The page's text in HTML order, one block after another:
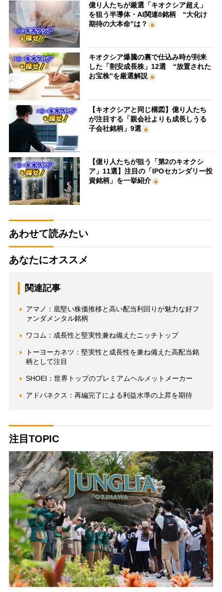
億り人たちが厳選「キオクシア超え」
を狙う半導体・AI関連8銘柄 “大化け
期待の大本命”は？
キオクシア爆騰の裏で仕込み時が到来
した「割安成長株」12選 “放置された
お宝株”を厳選解説
【キオクシアと同じ構図】億り人たち
が注目する「親会社よりも成長しうる
子会社銘柄」9選
【億り人たちが狙う「第2のキオクシ
ア」11選】注目の「IPOセカンダリー投
資銘柄」を一挙紹介
あわせて読みたい
あなたにオススメ
関連記事
アマノ：底堅い株価推移と高い配当利回りが魅力な好フ
ァンダメンタル銘柄
ワコム：成長性と堅実性兼ね備えたニッチトップ
トーヨーカネツ：堅実性と成長性を兼ね備えた高配当銘
柄として注目
SHOEI：世界トップのプレミアムヘルメットメーカー
アドバネクス：再編完了による利益水準の上昇を期待
注目TOPIC